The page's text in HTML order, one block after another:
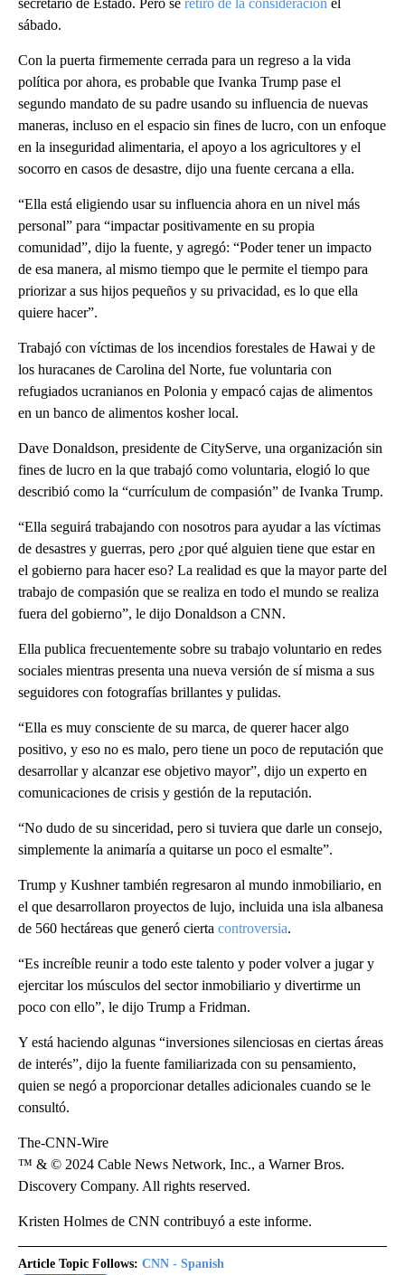
secretario de Estado. Pero se retiró de la consideración el
sábado.
Con la puerta firmemente cerrada para un regreso a la vida
política por ahora, es probable que Ivanka Trump pase el
segundo mandato de su padre usando su influencia de nuevas
maneras, incluso en el espacio sin fines de lucro, con un enfoque
en la inseguridad alimentaria, el apoyo a los agricultores y el
socorro en casos de desastre, dijo una fuente cercana a ella.
“Ella está eligiendo usar su influencia ahora en un nivel más
personal” para “impactar positivamente en su propia
comunidad”, dijo la fuente, y agregó: “Poder tener un impacto
de esa manera, al mismo tiempo que le permite el tiempo para
priorizar a sus hijos pequeños y su privacidad, es lo que ella
quiere hacer”.
Trabajó con víctimas de los incendios forestales de Hawai y de
los huracanes de Carolina del Norte, fue voluntaria con
refugiados ucranianos en Polonia y empacó cajas de alimentos
en un banco de alimentos kosher local.
Dave Donaldson, presidente de CityServe, una organización sin
fines de lucro en la que trabajó como voluntaria, elogió lo que
describió como la “currículum de compasión” de Ivanka Trump.
“Ella seguirá trabajando con nosotros para ayudar a las víctimas
de desastres y guerras, pero ¿por qué alguien tiene que estar en
el gobierno para hacer eso? La realidad es que la mayor parte del
trabajo de compasión que se realiza en todo el mundo se realiza
fuera del gobierno”, le dijo Donaldson a CNN.
Ella publica frecuentemente sobre su trabajo voluntario en redes
sociales mientras presenta una nueva versión de sí misma a sus
seguidores con fotografías brillantes y pulidas.
“Ella es muy consciente de su marca, de querer hacer algo
positivo, y eso no es malo, pero tiene un poco de reputación que
desarrollar y alcanzar ese objetivo mayor”, dijo un experto en
comunicaciones de crisis y gestión de la reputación.
“No dudo de su sinceridad, pero si tuviera que darle un consejo,
simplemente la animaría a quitarse un poco el esmalte”.
Trump y Kushner también regresaron al mundo inmobiliario, en
el que desarrollaron proyectos de lujo, incluida una isla albanesa
de 560 hectáreas que generó cierta controversia.
“Es increíble reunir a todo este talento y poder volver a jugar y
ejercitar los músculos del sector inmobiliario y divertirme un
poco con ello”, le dijo Trump a Fridman.
Y está haciendo algunas “inversiones silenciosas en ciertas áreas
de interés”, dijo la fuente familiarizada con su pensamiento,
quien se negó a proporcionar detalles adicionales cuando se le
consultó.
The-CNN-Wire
™ & © 2024 Cable News Network, Inc., a Warner Bros.
Discovery Company. All rights reserved.
Kristen Holmes de CNN contribuyó a este informe.
Article Topic Follows: CNN - Spanish